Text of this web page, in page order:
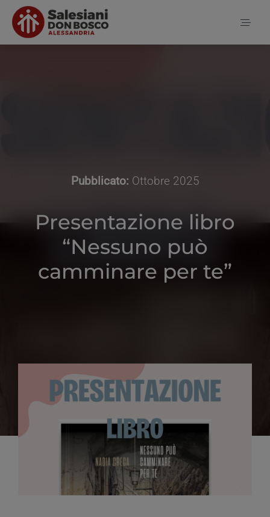
Salta
contenuto
Contatti
Pubblicato: Ottobre 2025
Presentazione libro
“Nessuno può
camminare per te”